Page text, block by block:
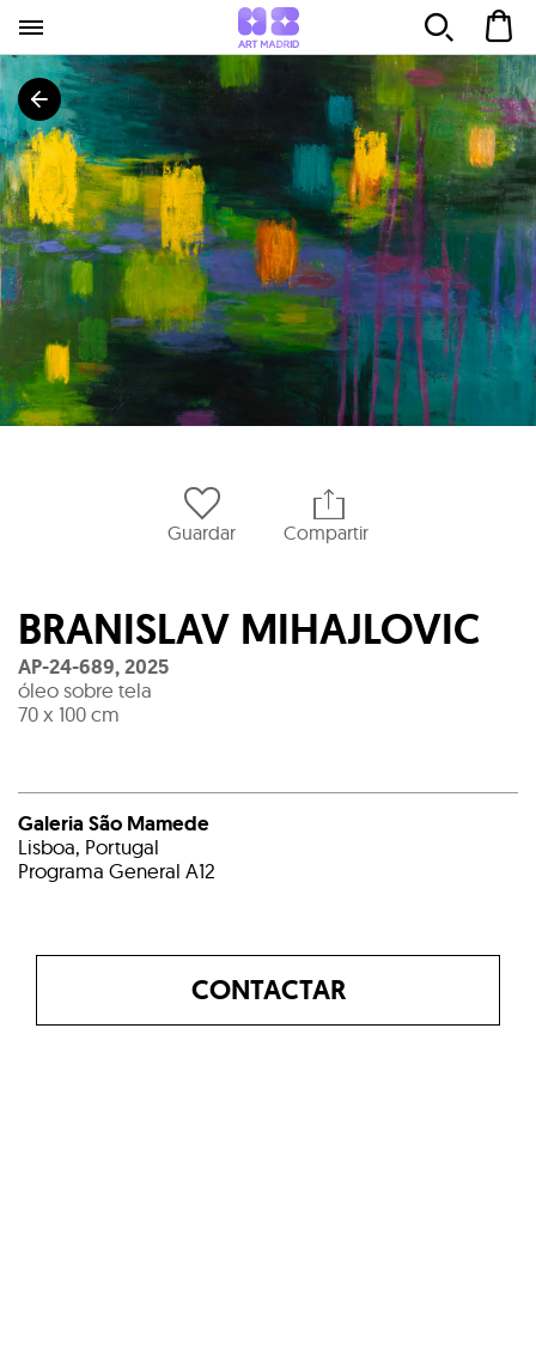
Guardar Compartir
BRANISLAV MIHAJLOVIC
AP-24-689,2025
óleo sobre tela
70 x 100 cm
Galeria São Mamede
Lisboa, Portugal
Programa General A12
CONTACTAR